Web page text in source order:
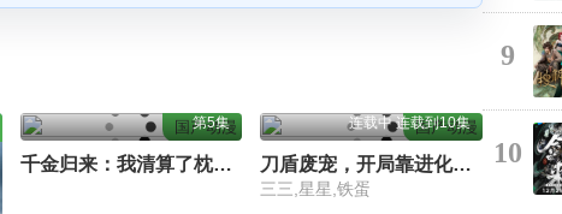
国产动漫
第5集
千金归来：我清算了枕边人
国产动漫
连载中 连载到10集
刀盾废宠，开局靠进化无敌
三三,星星,铁蛋
9
10